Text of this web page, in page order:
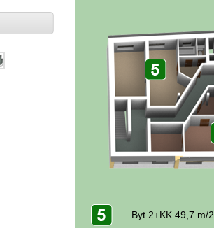
Byt 2+KK 49,7 m/2